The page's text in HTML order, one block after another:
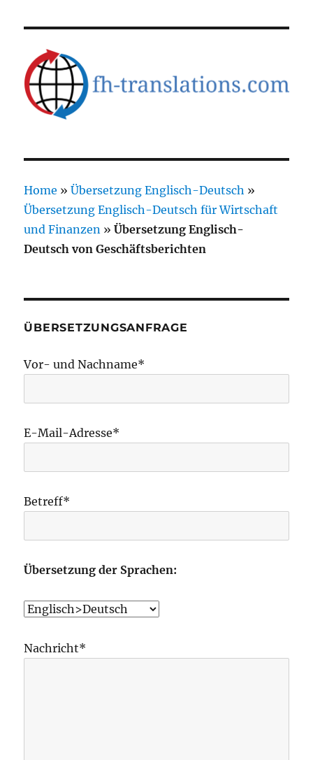
Home »Übersetzung Englisch-Deutsch »
Übersetzung Englisch-Deutsch für Wirtschaft
und Finanzen »Übersetzung Englisch-
Deutsch von Geschäftsberichten
ÜBERSETZUNGSANFRAGE
Vor- und Nachname*
E-Mail-Adresse*
Betreff*
Übersetzung der Sprachen:
Nachricht*